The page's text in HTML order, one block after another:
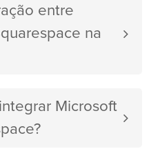
entre
na
Microsoft